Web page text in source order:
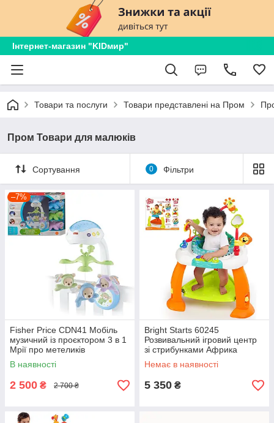
Інтернет-магазин "KIDмир"
Товари та послуги Товари представлені на Пром
Пром Товари для малюків
Сортування 0 Фільтри
–7%
Fisher Price CDN41 Мобіль
музичний із проєктором 3 в 1
Мрії про метеликів
В наявності
2 500 ₴ 2 700 ₴
Bright Starts 60245
Розвивальний ігровий центр
зі стрибунками Африка
Немає в наявності
5 350 ₴